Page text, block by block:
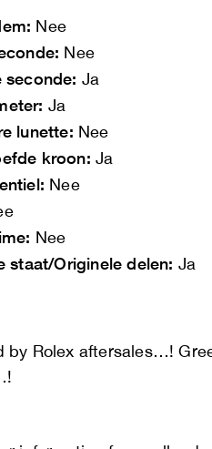
Nee
Nee
seconde: Ja
Ja
lunette: Nee
kroon: Ja
Nee
Nee
staat/Originele delen: Ja
by Rolex aftersales…!